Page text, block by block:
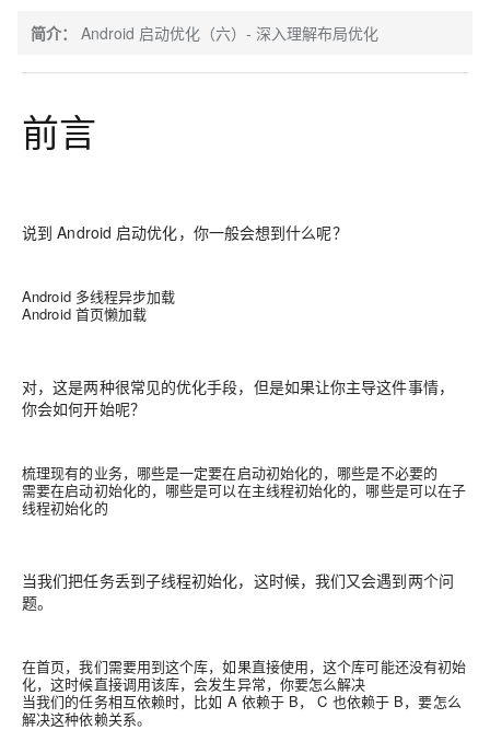
简介： Android 启动优化（六）- 深入理解布局优化
前言
说到 Android 启动优化，你一般会想到什么呢？
Android 多线程异步加载
Android 首页懒加载
对，这是两种很常见的优化手段，但是如果让你主导这件事情，
你会如何开始呢？
梳理现有的业务，哪些是一定要在启动初始化的，哪些是不必要的
需要在启动初始化的，哪些是可以在主线程初始化的，哪些是可以在子
线程初始化的
当我们把任务丢到子线程初始化，这时候，我们又会遇到两个问
题。
在首页，我们需要用到这个库，如果直接使用，这个库可能还没有初始
化，这时候直接调用该库，会发生异常，你要怎么解决
当我们的任务相互依赖时，比如 A 依赖于 B， C 也依赖于 B，要怎么
解决这种依赖关系。